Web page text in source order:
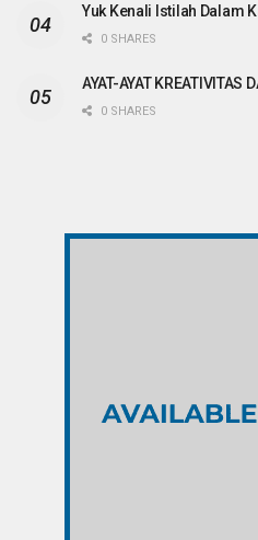
Yuk Kenali Istilah Dalam
0 SHARES
AYAT-AYAT KREATIVITAS
0 SHARES